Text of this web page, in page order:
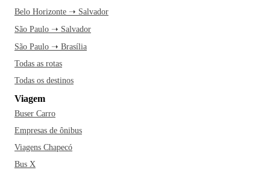
Belo Horizonte ➝ Salvador
São Paulo ➝ Salvador
São Paulo ➝ Brasília
Todas as rotas
Todas os destinos
Viagem
Buser Carro
Empresas de ônibus
Viagens Chapecó
Bus X